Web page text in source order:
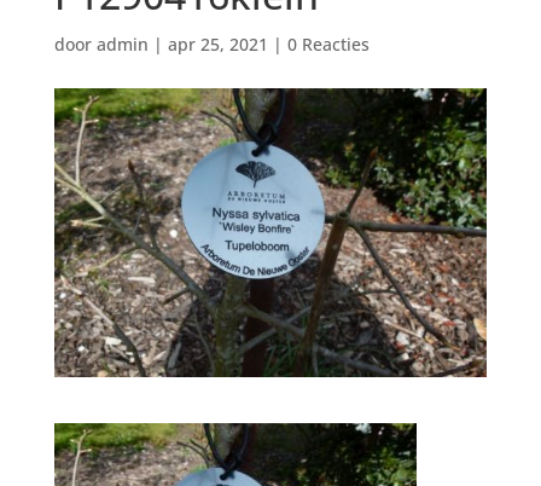
door admin | apr 25, 2021 | 0 Reacties